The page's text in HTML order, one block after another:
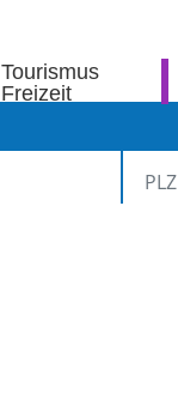
Tourismus
Freizeit